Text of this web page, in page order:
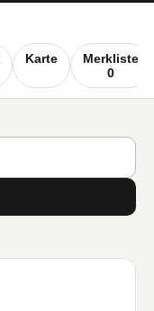
Karte
Merkliste
0